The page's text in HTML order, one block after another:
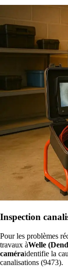
Inspection
Pour les problèmes
travaux àWelle
caméraidentifie la
canalisations (9473).